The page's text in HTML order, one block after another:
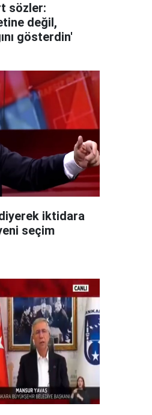
sözler:
değil,
gösterdin'
iktidara
seçim